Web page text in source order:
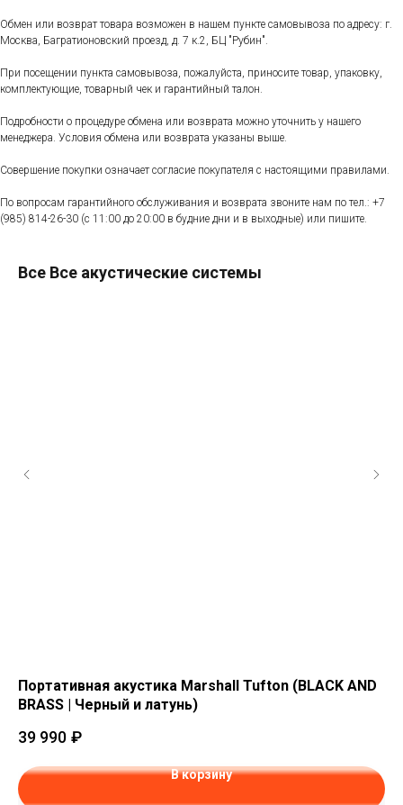
Обмен или возврат товара возможен в нашем пункте самовывоза по адресу: г.
Москва, Багратионовский проезд, д. 7 к.2, БЦ "Рубин".
При посещении пункта самовывоза, пожалуйста, приносите товар, упаковку,
комплектующие, товарный чек и гарантийный талон.
Подробности о процедуре обмена или возврата можно уточнить у нашего
менеджера. Условия обмена или возврата указаны выше.
Совершение покупки означает согласие покупателя с настоящими правилами.
По вопросам гарантийного обслуживания и возврата звоните нам по тел.: +7
(985) 814-26-30 (с 11:00 до 20:00 в будние дни и в выходные) или пишите.
Все Все акустические системы
Портативная акустика Marshall Tufton (BLACK AND
BRASS | Черный и латунь)
39 990 ₽
В корзину